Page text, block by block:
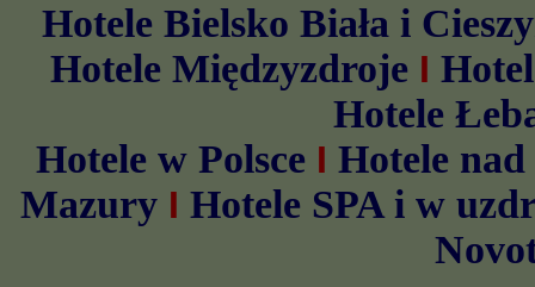
Hotele Bielsko Biała i
Hotele Międzyzdroje I
Hotele
Hotele w Polsce I Hotele
Mazury I Hotele SPA i w